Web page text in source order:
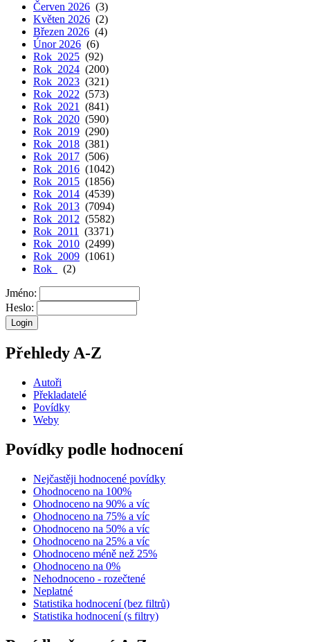
Červen 2026 (3)
Květen 2026 (2)
Březen 2026 (4)
Únor 2026 (6)
Rok 2025 (92)
Rok 2024 (200)
Rok 2023 (321)
Rok 2022 (573)
Rok 2021
(841)
Rok 2020 (590)
Rok 2019 (290)
Rok 2018 (381)
Rok 2017 (506)
Rok 2016 (1042)
Rok 2015 (1856)
Rok 2014 (4539)
Rok 2013 (7094)
Rok 2012 (5582)
Rok 2011
(3371)
Rok 2010 (2499)
Rok 2009 (1061)
Rok
(2)
Jméno:
Heslo:
Přehledy A-Z
Autoři
Překladatelé
Povídky
Weby
Povídky podle hodnocení
Nejčastěji hodnocené povídky
Ohodnoceno na 100%
Ohodnoceno na 90% a víc
Ohodnoceno na 75% a víc
Ohodnoceno na 50% a víc
Ohodnoceno na 25% a víc
Ohodnoceno méně než 25%
Ohodnoceno na 0%
Nehodnoceno - rozečtené
Neplatné
Statistika hodnocení (bez filtrů)
Statistika hodnocení (s filtry)